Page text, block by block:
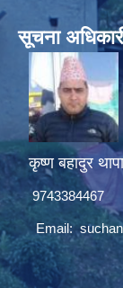
सूचना
कृष्ण बहादुर थापा
9743384467
Email: